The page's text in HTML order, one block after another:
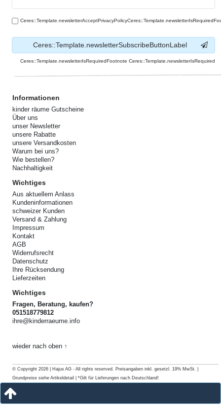
Ceres::Template.newsletterSubscribeButtonLabel
Ceres::Template.newsletterIsRequiredFootnote Ceres::Template.newsletterIsRequired
Informationen
kinder räume Gutscheine
Über uns
unser Newsletter
unsere Rabatte
unsere Versandkosten
Warum bei uns?
Wie bestellen?
Nachhaltigkeit
Wichtiges
Aus aktuellem Anlass
Kundeninformationen
schweizer Kunden
Versand & Zahlung
Impressum
Kontakt
AGB
Widerrufsrecht
Datenschutz
Ihre Rücksendung
Lieferzeiten
Wichtiges
Fragen, Beratung, kaufen?
051518779812
ihre@kinderraeume.info
wieder nach oben ↑
© Copyright 2026 | Hajus AG - All rights reserved. Preisangaben inkl. gesetzl. 19% MwSt. |
Grundpreise siehe Artikeldetail | *Gilt für Lieferungen nach Deutschland!